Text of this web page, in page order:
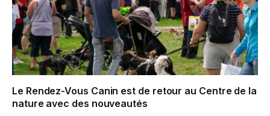
Le Rendez-Vous Canin est de retour au Centre de la
nature avec des nouveautés